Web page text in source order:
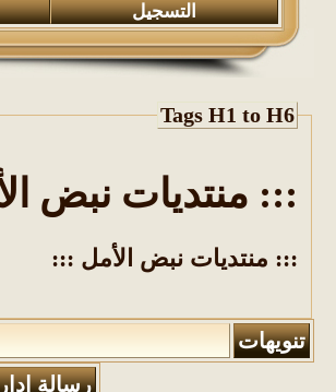
التسجيل
Tags H1 to H6
::: منتديات نبض
::: منتديات نبض الأمل :::
تنويهات
رسالة